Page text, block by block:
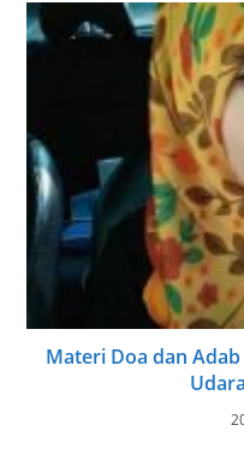
Materi Doa dan